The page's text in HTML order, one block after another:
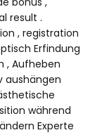
result .
, registration
Erfindung
, Aufheben
aushängen
während
Experte